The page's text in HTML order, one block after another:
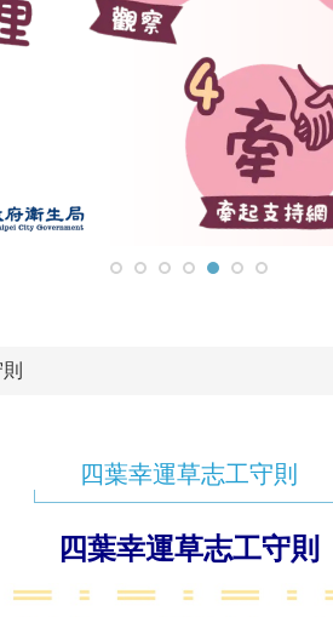
四葉幸運草志工守則
四葉幸運草志工守則